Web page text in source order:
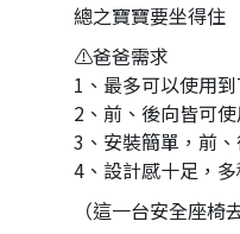
總之寶寶要坐得住
⚠️爸爸需求
1、最多可以使用
2、前、後向皆可
3、安裝簡單，前
4、設計感十足，
（這一台安全座椅